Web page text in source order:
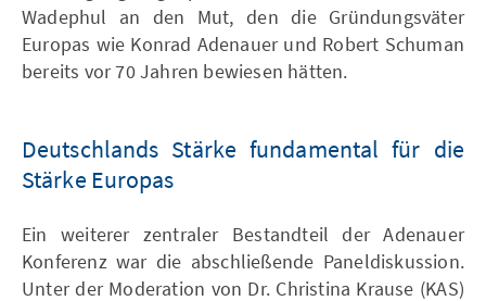
Wadephul an den Mut, den die Gründungsväter
Europas wie Konrad Adenauer und Robert Schuman
bereits vor 70 Jahren bewiesen hätten.
Deutschlands Stärke fundamental für die
Stärke Europas
Ein weiterer zentraler Bestandteil der Adenauer
Konferenz war die abschließende Paneldiskussion.
Unter der Moderation von Dr. Christina Krause (KAS)